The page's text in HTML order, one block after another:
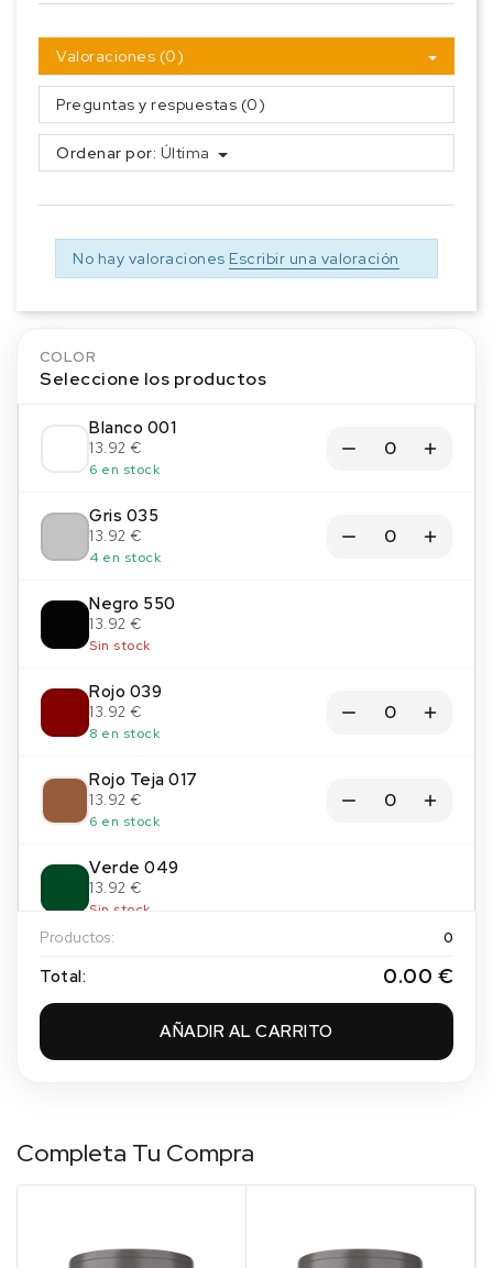
Valoraciones (0)
Preguntas y respuestas (0)
Ordenar por: Última
No hay valoraciones Escribir una valoración
COLOR
Seleccione los productos
Blanco 001
13.92 €
6 en stock
Gris 035
13.92 €
4 en stock
Negro 550
13.92 €
Sin stock
Rojo 039
13.92 €
8 en stock
Rojo Teja 017
13.92 €
6 en stock
Verde 049
13.92 €
Sin stock
Productos: 0
Total: 0.00 €
AÑADIR AL CARRITO
Completa Tu Compra